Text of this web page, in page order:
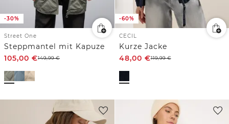
-30%
Street One
Steppmantel mit Kapuze
105,00 €149,99€
-60%
CECIL
Kurze Jacke
48,00 €119,99€